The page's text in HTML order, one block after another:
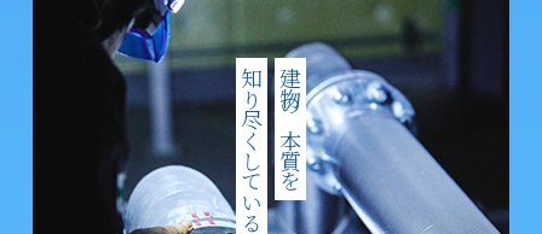
建物の本質を
知り尽くしている